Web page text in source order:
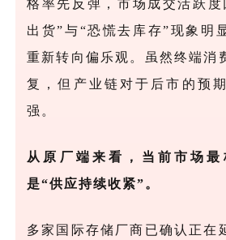
格率先反弹，市场成交活跃度
出货”与“恐慌去库存”现象明
重新转向偏乐观。虽然终端消
复，但产业链对于后市的预
强。
从原厂端来看，当前市场最
是“供应持续收紧”。
多家国际存储厂商已确认正在